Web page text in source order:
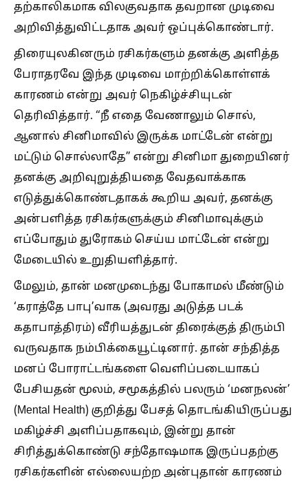
தற்காலிகமாக விலகுவதாக தவறான முடிவை
அறிவித்துவிட்டதாக அவர் ஒப்புக்கொண்டார்.
திரையுலகினரும் ரசிகர்களும் தனக்கு அளித்த
பேராதரவே இந்த முடிவை மாற்றிக்கொள்ளக்
காரணம் என்று அவர் நெகிழ்ச்சியுடன்
தெரிவித்தார். “நீ எதை வேணாலும் சொல்,
ஆனால் சினிமாவில் இருக்க மாட்டேன் என்று
மட்டும் சொல்லாதே” என்று சினிமா துறையினர்
தனக்கு அறிவுறுத்தியதை வேதவாக்காக
எடுத்துக்கொண்டதாகக் கூறிய அவர், தனக்கு
அன்பளித்த ரசிகர்களுக்கும் சினிமாவுக்கும்
எப்போதும் துரோகம் செய்ய மாட்டேன் என்று
மேடையில் உறுதியளித்தார்.
மேலும், தான் மனமுடைந்து போகாமல் மீண்டும்
‘கராத்தே பாபு’வாக (அவரது அடுத்த படக்
கதாபாத்திரம்) வீரியத்துடன் திரைக்குத் திரும்பி
வருவதாக நம்பிக்கையூட்டினார். தான் சந்தித்த
மனப் போராட்டங்களை வெளிப்படையாகப்
பேசியதன் மூலம், சமூகத்தில் பலரும் ‘மனநலன்’
(Mental Health) குறித்து பேசத் தொடங்கியிருப்பது
மகிழ்ச்சி அளிப்பதாகவும், இன்று தான்
சிரித்துக்கொண்டு சந்தோஷமாக இருப்பதற்கு
ரசிகர்களின் எல்லையற்ற அன்புதான் காரணம்